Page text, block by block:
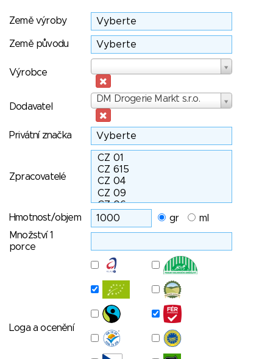
Země výroby
Země původu
Výrobce
Dodavatel
DM Drogerie Markt s.r.o.
Dodavatel
Privátní značka
Zpracovatelé
Hmotnost/objem gr
ml
Množství 1
porce
Loga a ocenění